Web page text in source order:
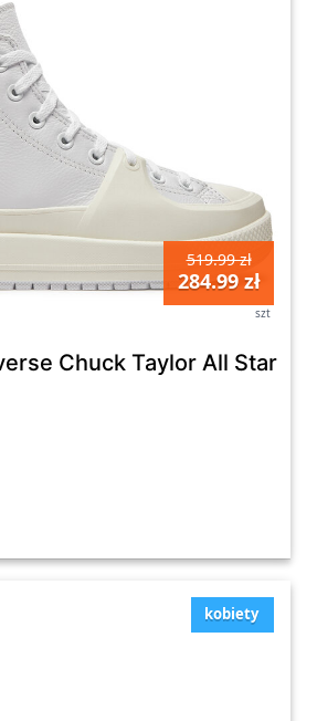
519.99 zł
284.99 zł
szt
Chuck Taylor All Star
kobiety